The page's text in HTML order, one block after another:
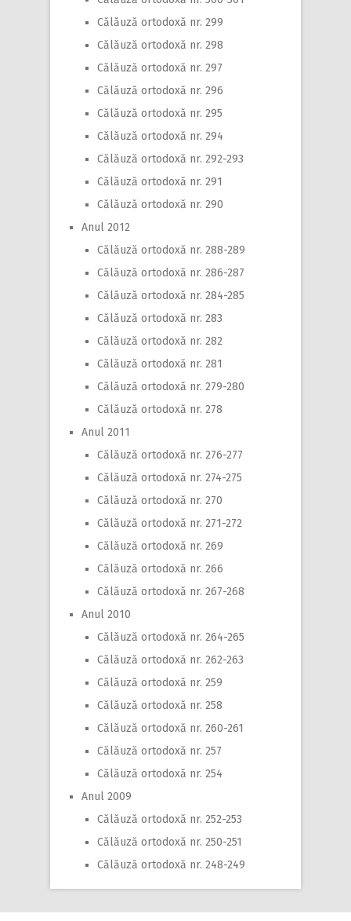
Călăuză ortodoxă nr. 299
Călăuză ortodoxă nr. 298
Călăuză ortodoxă nr. 297
Călăuză ortodoxă nr. 296
Călăuză ortodoxă nr. 295
Călăuză ortodoxă nr. 294
Călăuză ortodoxă nr. 292-293
Călăuză ortodoxă nr. 291
Călăuză ortodoxă nr. 290
Anul 2012
Călăuză ortodoxă nr. 288-289
Călăuză ortodoxă nr. 286-287
Călăuză ortodoxă nr. 284-285
Călăuză ortodoxă nr. 283
Călăuză ortodoxă nr. 282
Călăuză ortodoxă nr. 281
Călăuză ortodoxă nr. 279-280
Călăuză ortodoxă nr. 278
Anul 2011
Călăuză ortodoxă nr. 276-277
Călăuză ortodoxă nr. 274-275
Călăuză ortodoxă nr. 270
Călăuză ortodoxă nr. 271-272
Călăuză ortodoxă nr. 269
Călăuză ortodoxă nr. 266
Călăuză ortodoxă nr. 267-268
Anul 2010
Călăuză ortodoxă nr. 264-265
Călăuză ortodoxă nr. 262-263
Călăuză ortodoxă nr. 259
Călăuză ortodoxă nr. 258
Călăuză ortodoxă nr. 260-261
Călăuză ortodoxă nr. 257
Călăuză ortodoxă nr. 254
Anul 2009
Călăuză ortodoxă nr. 252-253
Călăuză ortodoxă nr. 250-251
Călăuză ortodoxă nr. 248-249